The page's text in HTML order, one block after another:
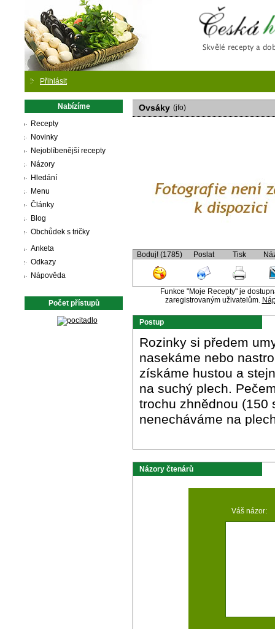
Přihlásit
Nabízíme
Recepty
Novinky
Nejoblíbenější recepty
Názory
Hledání
Menu
Články
Blog
Obchůdek s tričky
Anketa
Odkazy
Nápověda
Počet přístupů
Ovsáky (jfo)
Boduj! (1785) Poslat Tisk
Funkce "Moje Recepty" je
zaregistrovaným uživatelům.
Postup
Rozinky si předem
nasekáme nebo
získáme hustou a
na suchý plech.
trochu zhnědnou (150
nenecháváme na
Názory čtenárů
Váš názor: